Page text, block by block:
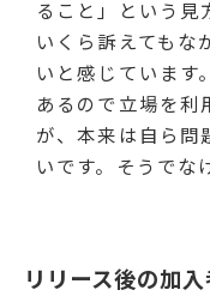
ること」という見
いくら訴えてもな
いと感じています
あるので立場を利
が、本来は自ら問
いです。そうでな
リリース後の加